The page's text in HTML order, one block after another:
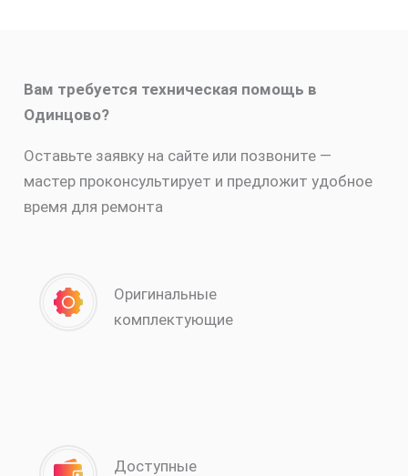
Вам требуется техническая помощь в
Одинцово?
Оставьте заявку на сайте или позвоните —
мастер проконсультирует и предложит удобное
время для ремонта
Оригинальные
комплектующие
Доступные